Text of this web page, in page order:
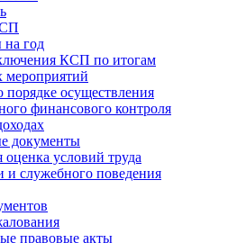
на год
КСП по итогам
мероприятий
осуществления
финансового контроля
документы
условий труда
и служебного поведения
правовые акты